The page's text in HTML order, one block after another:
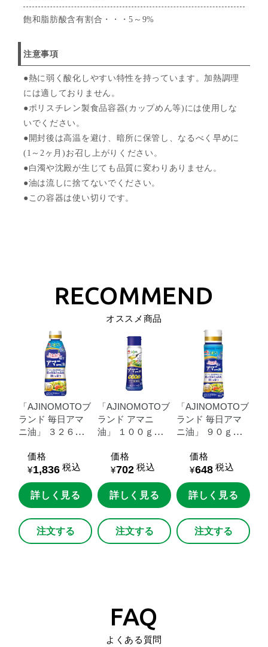
飽和脂肪酸含有割合・・・5～9%
注意事項
●熱に弱く酸化しやすい特性を持っています。加熱調理
には適しておりません。
●ポリスチレン製食品容器(カップめん等)には使用しな
いでください。
●開封後は高温を避け、暗所に保管し、なるべく早めに
(1～2ヶ月)お召し上がりください。
●白濁や沈殿が生じても品質に変わりありません。
●油は流しに捨てないでください。
●この容器は使い切りです。
オススメ商品
「AJINOMOTOブ
ランド毎日アマ
ニ油」
３２６ｇ
価格
¥1,836 税込
詳しく見る
注文する
「AJINOMOTOブ
ランド アマニ
油」
１００ｇ鮮
価格
¥702 税込
詳しく見る
注文する
「AJINOMOTOブ
ランド毎日アマ
ニ油」
９０ｇ鮮
価格
¥648 税込
詳しく見る
注文する
よくある質問